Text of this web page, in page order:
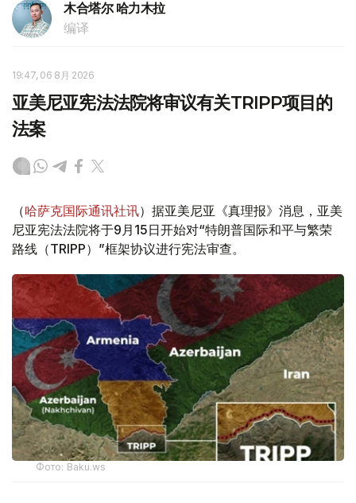
木合塔尔 哈力木拉
编译
19:47, 06 8月 2026
亚美尼亚宪法法院将审议有关TRIPP项目的
法案
（哈萨克国际通讯社讯）据亚美尼亚《真理报》消息，亚美
尼亚宪法法院将于9月15日开始对“特朗普国际和平与繁荣
路线（TRIPP）”框架协议进行宪法审查。
Фото: Baku.ws